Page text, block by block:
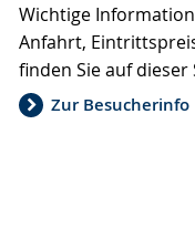
Wichtige
Anfahrt,
finden Sie auf dieser
Zur Besucherinfo
wechseln.
Deutscher
Gebärdensprache
wird
angezeigt.